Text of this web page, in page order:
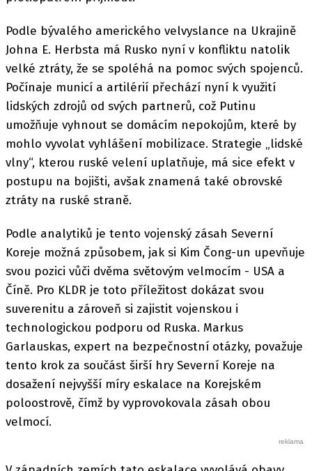
Podle bývalého amerického velvyslance na Ukrajině
Johna E. Herbsta má Rusko nyní v konfliktu natolik
velké ztráty, že se spoléhá na pomoc svých spojenců.
Počínaje municí a artilérií přechází nyní k využití
lidských zdrojů od svých partnerů, což Putinu
umožňuje vyhnout se domácím nepokojům, které by
mohlo vyvolat vyhlášení mobilizace. Strategie „lidské
vlny“, kterou ruské velení uplatňuje, má sice efekt v
postupu na bojišti, avšak znamená také obrovské
ztráty na ruské straně.
Podle analytiků je tento vojenský zásah Severní
Koreje možná způsobem, jak si Kim Čong-un upevňuje
svou pozici vůči dvěma světovým velmocím - USA a
Číně. Pro KLDR je toto příležitost dokázat svou
suverenitu a zároveň si zajistit vojenskou i
technologickou podporu od Ruska. Markus
Garlauskas, expert na bezpečnostní otázky, považuje
tento krok za součást širší hry Severní Koreje na
dosažení nejvyšší míry eskalace na Korejském
poloostrově, čímž by vyprovokovala zásah obou
velmocí.